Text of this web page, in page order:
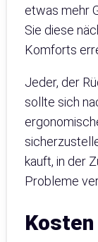
etwas mehr
Sie diese
Komforts
Jeder, der
sollte sich
kauft, in der
Probleme
Kosten